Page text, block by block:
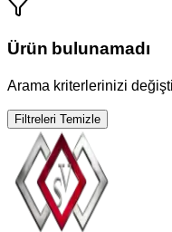
Ürün bulunamadı
Arama kriterlerinizi
Filtreleri Temizle